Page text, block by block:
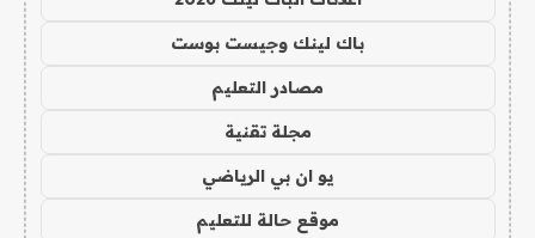
باك لينك وجيست بوست
مصادر التعليم
مجلة تقنية
يو ان بي الرياضي
موقع حالة للتعليم